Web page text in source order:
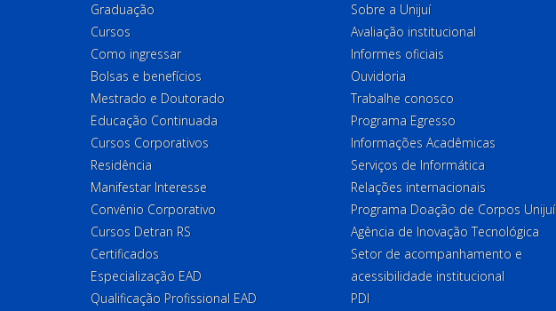
Graduação
Cursos
Como ingressar
Bolsas e benefícios
Mestrado e Doutorado
Educação Continuada
Cursos Corporativos
Residência
Manifestar Interesse
Convênio Corporativo
Cursos Detran RS
Certificados
Especialização EAD
Qualificação Profissional EAD
Sobre a Unijuí
Avaliação institucional
Informes oficiais
Ouvidoria
Trabalhe conosco
Programa Egresso
Informações Acadêmicas
Serviços de Informática
Relações internacionais
Programa Doação de Corpos Unijuí
Agência de Inovação Tecnológica
Setor de acompanhamento e
acessibilidade institucional
PDI